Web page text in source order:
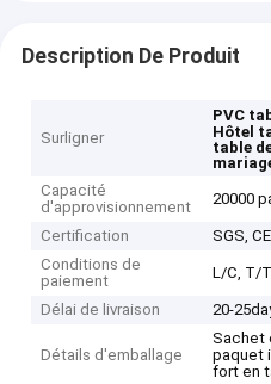
Description De Produit
Surligner
PVC
Hôtel
table
Capacité
d'approvisionnement
20000
Certification
SGS,
Conditions de
paiement
L/C, T/
Délai de livraison 20-
Détails d'emballage
Sachet
paquet
fort en